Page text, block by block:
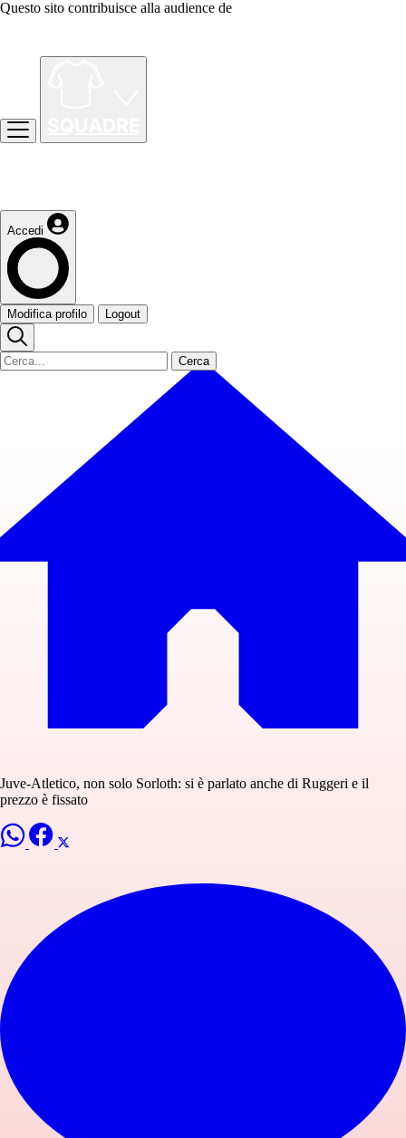
Questo sito contribuisce alla audience de
Accedi
Modifica profilo Logout
Cerca
Juve-Atletico, non solo Sorloth: si è parlato anche di Ruggeri e il
prezzo è fissato